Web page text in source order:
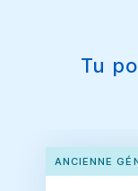
Tu
ANCIENNE